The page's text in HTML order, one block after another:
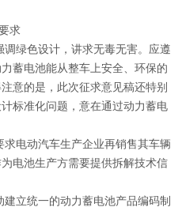
求
绿色设计，讲求无毒无害。应遵
蓄电池能从整车上安全、环保的
意的是，此次征求意见稿还特别
标准化问题，意在通过动力蓄电
电动汽车生产企业再销售其车辆
电池生产方需要提供拆解技术信
立统一的动力蓄电池产品编码制